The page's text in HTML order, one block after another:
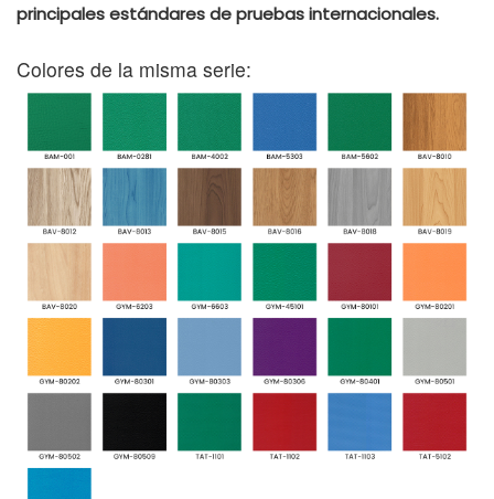
principales estándares de pruebas internacionales.
Colores de la misma serie: